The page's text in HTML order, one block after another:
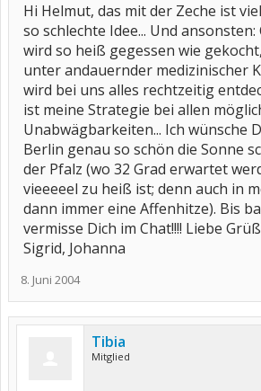
Hi Helmut, das mit der Zeche ist
so schlechte Idee... Und
wird so heiß gegessen wie
unter andauernder medizinischer
wird bei uns alles rechtzeitig
ist meine Strategie bei allen
Unabwägbarkeiten... Ich wünsche
Berlin genau so schön die Sonne
der Pfalz (wo 32 Grad erwartet
vieeeeel zu heiß ist; denn auch in
dann immer eine Affenhitze). Bis
vermisse Dich im Chat!!!! Liebe
Sigrid, Johanna
8. Juni 2004
Tibia
Mitglied